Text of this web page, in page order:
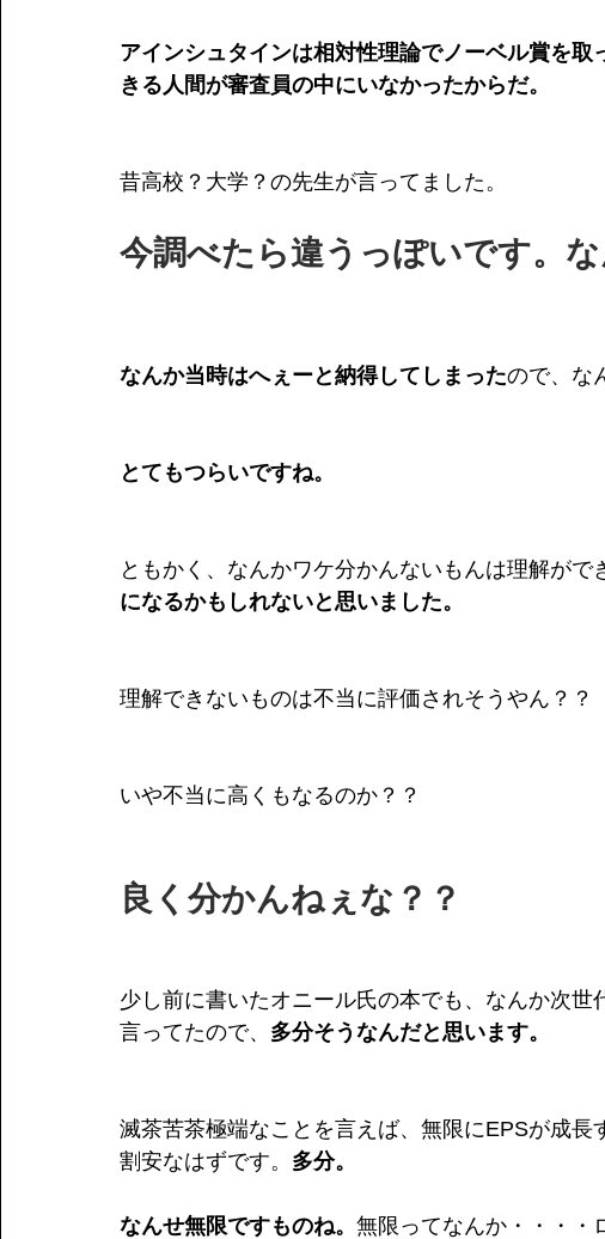
アインシュタインは相対性理論でノーベル賞を
きる人間が審査員の中にいなかったからだ。
昔高校？大学？の先生が言ってました。
今調べたら違うっぽいです。な
なんか当時はへぇーと納得してしまったので、な
とてもつらいですね。
ともかく、なんかワケ分かんないもんは理解がで
になるかもしれないと思いました。
理解できないものは不当に評価されそうやん？？
いや不当に高くもなるのか？？
良く分かんねぇな？？
少し前に書いたオニール氏の本でも、なんか次
言ってたので、 多分そうなんだと思います。
滅茶苦茶極端なことを言えば、無限にEPSが成
割安なはずです。 多分。
なんせ無限ですものね。 無限ってなんか・・・・